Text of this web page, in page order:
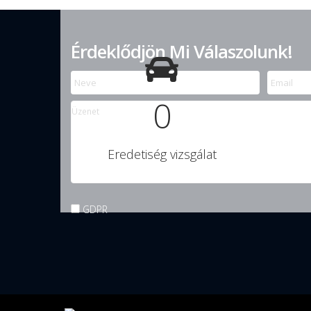
0
Eredetiség vizsgálat
Érdeklődjön Mi Válaszolunk!
GDPR